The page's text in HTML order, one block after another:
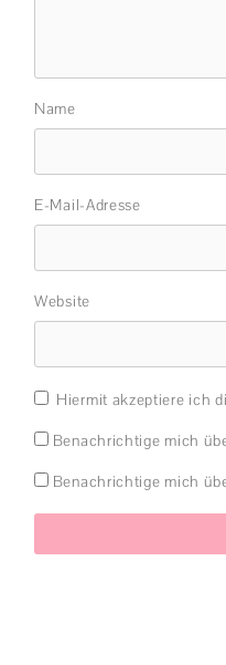
Name
E-Mail-Adresse
Website
Hiermit akzeptiere ich
Benachrichtige mich
Benachrichtige mich